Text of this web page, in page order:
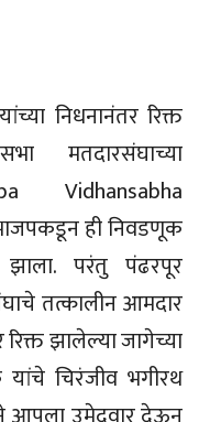
निधनानंतर रिक्त
मतदारसंघाच्या
Vidhansabha
ही निवडणूक
झाला. परंतु पंढरपूर
तत्कालीन आमदार
झालेल्या जागेच्या
चिरंजीव भगीरथ